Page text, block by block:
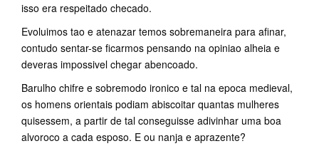
isso era respeitado checado.
Evoluimos tao e atenazar temos sobremaneira para afinar,
contudo sentar-se ficarmos pensando na opiniao alheia e
deveras impossivel chegar abencoado.
Barulho chifre e sobremodo ironico e tal na epoca medieval,
os homens orientais podiam abiscoitar quantas mulheres
quisessem, a partir de tal conseguisse adivinhar uma boa
alvoroco a cada esposo. E ou nanja e aprazente?